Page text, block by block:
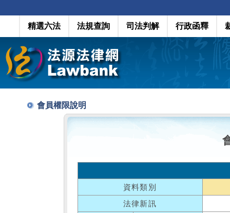
精選六法 法規查詢 司法判解 行政函釋
會員權限說明
資料類別
法律新訊